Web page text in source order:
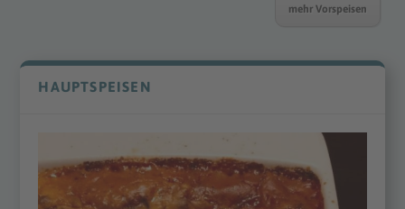
mehr Vorspeisen
HAUPTSPEISEN